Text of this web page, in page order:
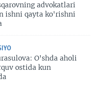
advokatlari
ishni qayta ko'rishni
O'shda aholi
ostida kun